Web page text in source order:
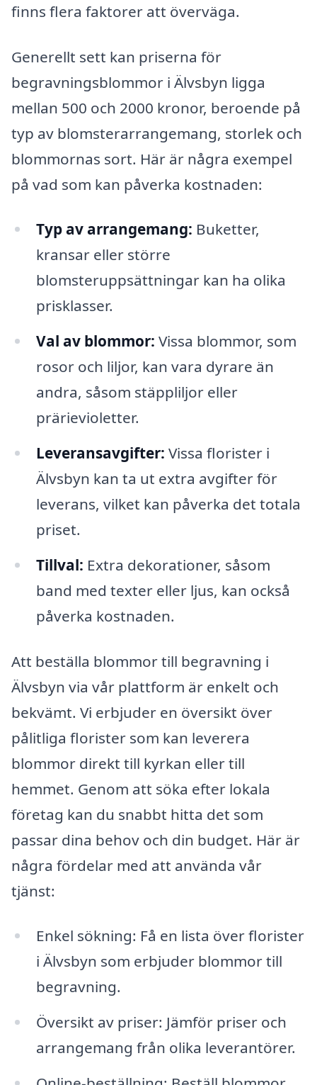
finns flera faktorer att överväga.
Generellt sett kan priserna för
begravningsblommor i Älvsbyn ligga
mellan 500 och 2000 kronor, beroende på
typ av blomsterarrangemang, storlek och
blommornas sort. Här är några exempel
på vad som kan påverka kostnaden:
Typ av arrangemang: Buketter,
kransar eller större
blomsteruppsättningar kan ha olika
prisklasser.
Val av blommor: Vissa blommor, som
rosor och liljor, kan vara dyrare än
andra, såsom stäppliljor eller
prärievioletter.
Leveransavgifter: Vissa florister i
Älvsbyn kan ta ut extra avgifter för
leverans, vilket kan påverka det totala
priset.
Tillval: Extra dekorationer, såsom
band med texter eller ljus, kan också
påverka kostnaden.
Att beställa blommor till begravning i
Älvsbyn via vår plattform är enkelt och
bekvämt. Vi erbjuder en översikt över
pålitliga florister som kan leverera
blommor direkt till kyrkan eller till
hemmet. Genom att söka efter lokala
företag kan du snabbt hitta det som
passar dina behov och din budget. Här är
några fördelar med att använda vår
tjänst:
Enkel sökning: Få en lista över florister
i Älvsbyn som erbjuder blommor till
begravning.
Översikt av priser: Jämför priser och
arrangemang från olika leverantörer.